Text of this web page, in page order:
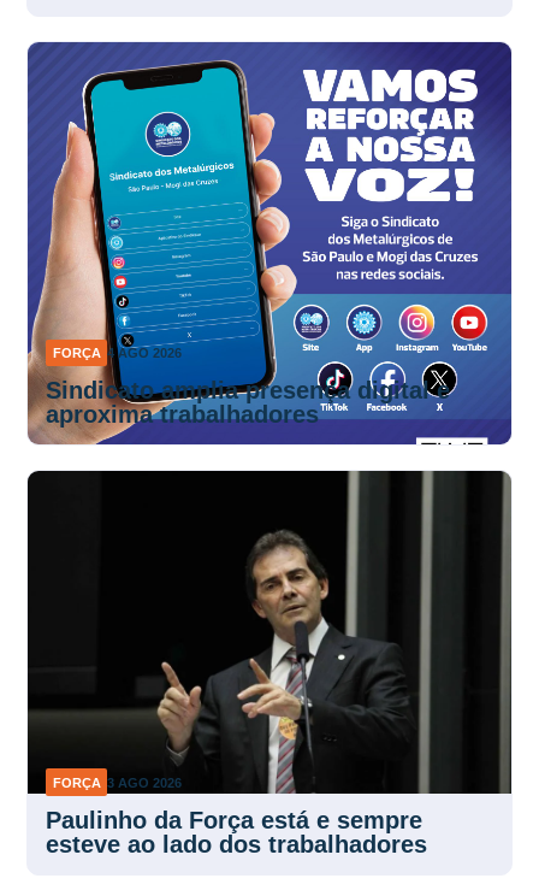
FORÇA 4 AGO 2026
Sindicato amplia presença digital e
aproxima trabalhadores
FORÇA 3 AGO 2026
Paulinho da Força está e sempre
esteve ao lado dos trabalhadores